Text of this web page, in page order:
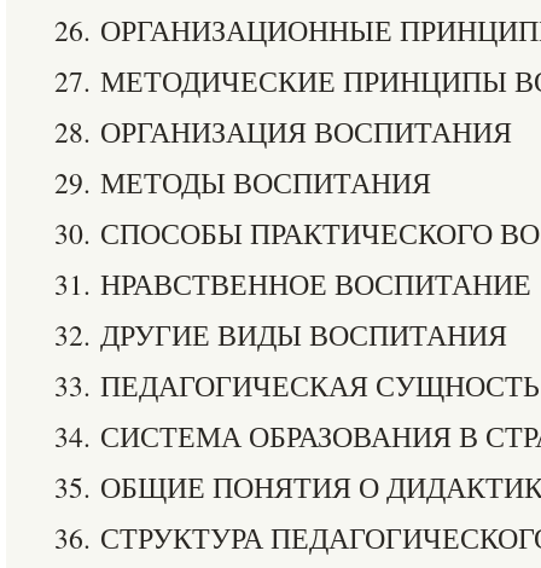
26. ОРГАНИЗАЦИОННЫЕ
27. МЕТОДИЧЕСКИЕ ПРИНЦИПЫ
28. ОРГАНИЗАЦИЯ ВОСПИТАНИЯ
29. МЕТОДЫ ВОСПИТАНИЯ
30. СПОСОБЫ ПРАКТИЧЕСКОГО
31. НРАВСТВЕННОЕ ВОСПИТАНИЕ
32. ДРУГИЕ ВИДЫ ВОСПИТАНИЯ
33. ПЕДАГОГИЧЕСКАЯ
34. СИСТЕМА ОБРАЗОВАНИЯ В
35. ОБЩИЕ ПОНЯТИЯ О
36. СТРУКТУРА